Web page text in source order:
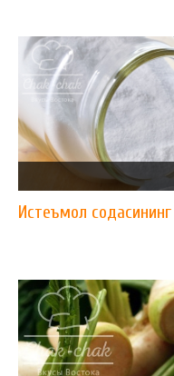
Истеъмол